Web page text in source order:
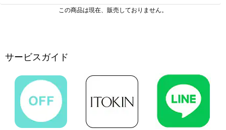
この商品は現在、販売しておりません。
サービスガイド